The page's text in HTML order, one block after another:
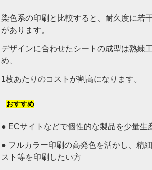
染色系の印刷と比較すると、耐久度に若
があります。
デザインに合わせたシートの成型は熟練
め、
1枚あたりのコストが割高になります。
おすすめ
● ECサイトなどで個性的な製品を少量生
● フルカラー印刷の高発色を活かし、精
スト等を印刷したい方